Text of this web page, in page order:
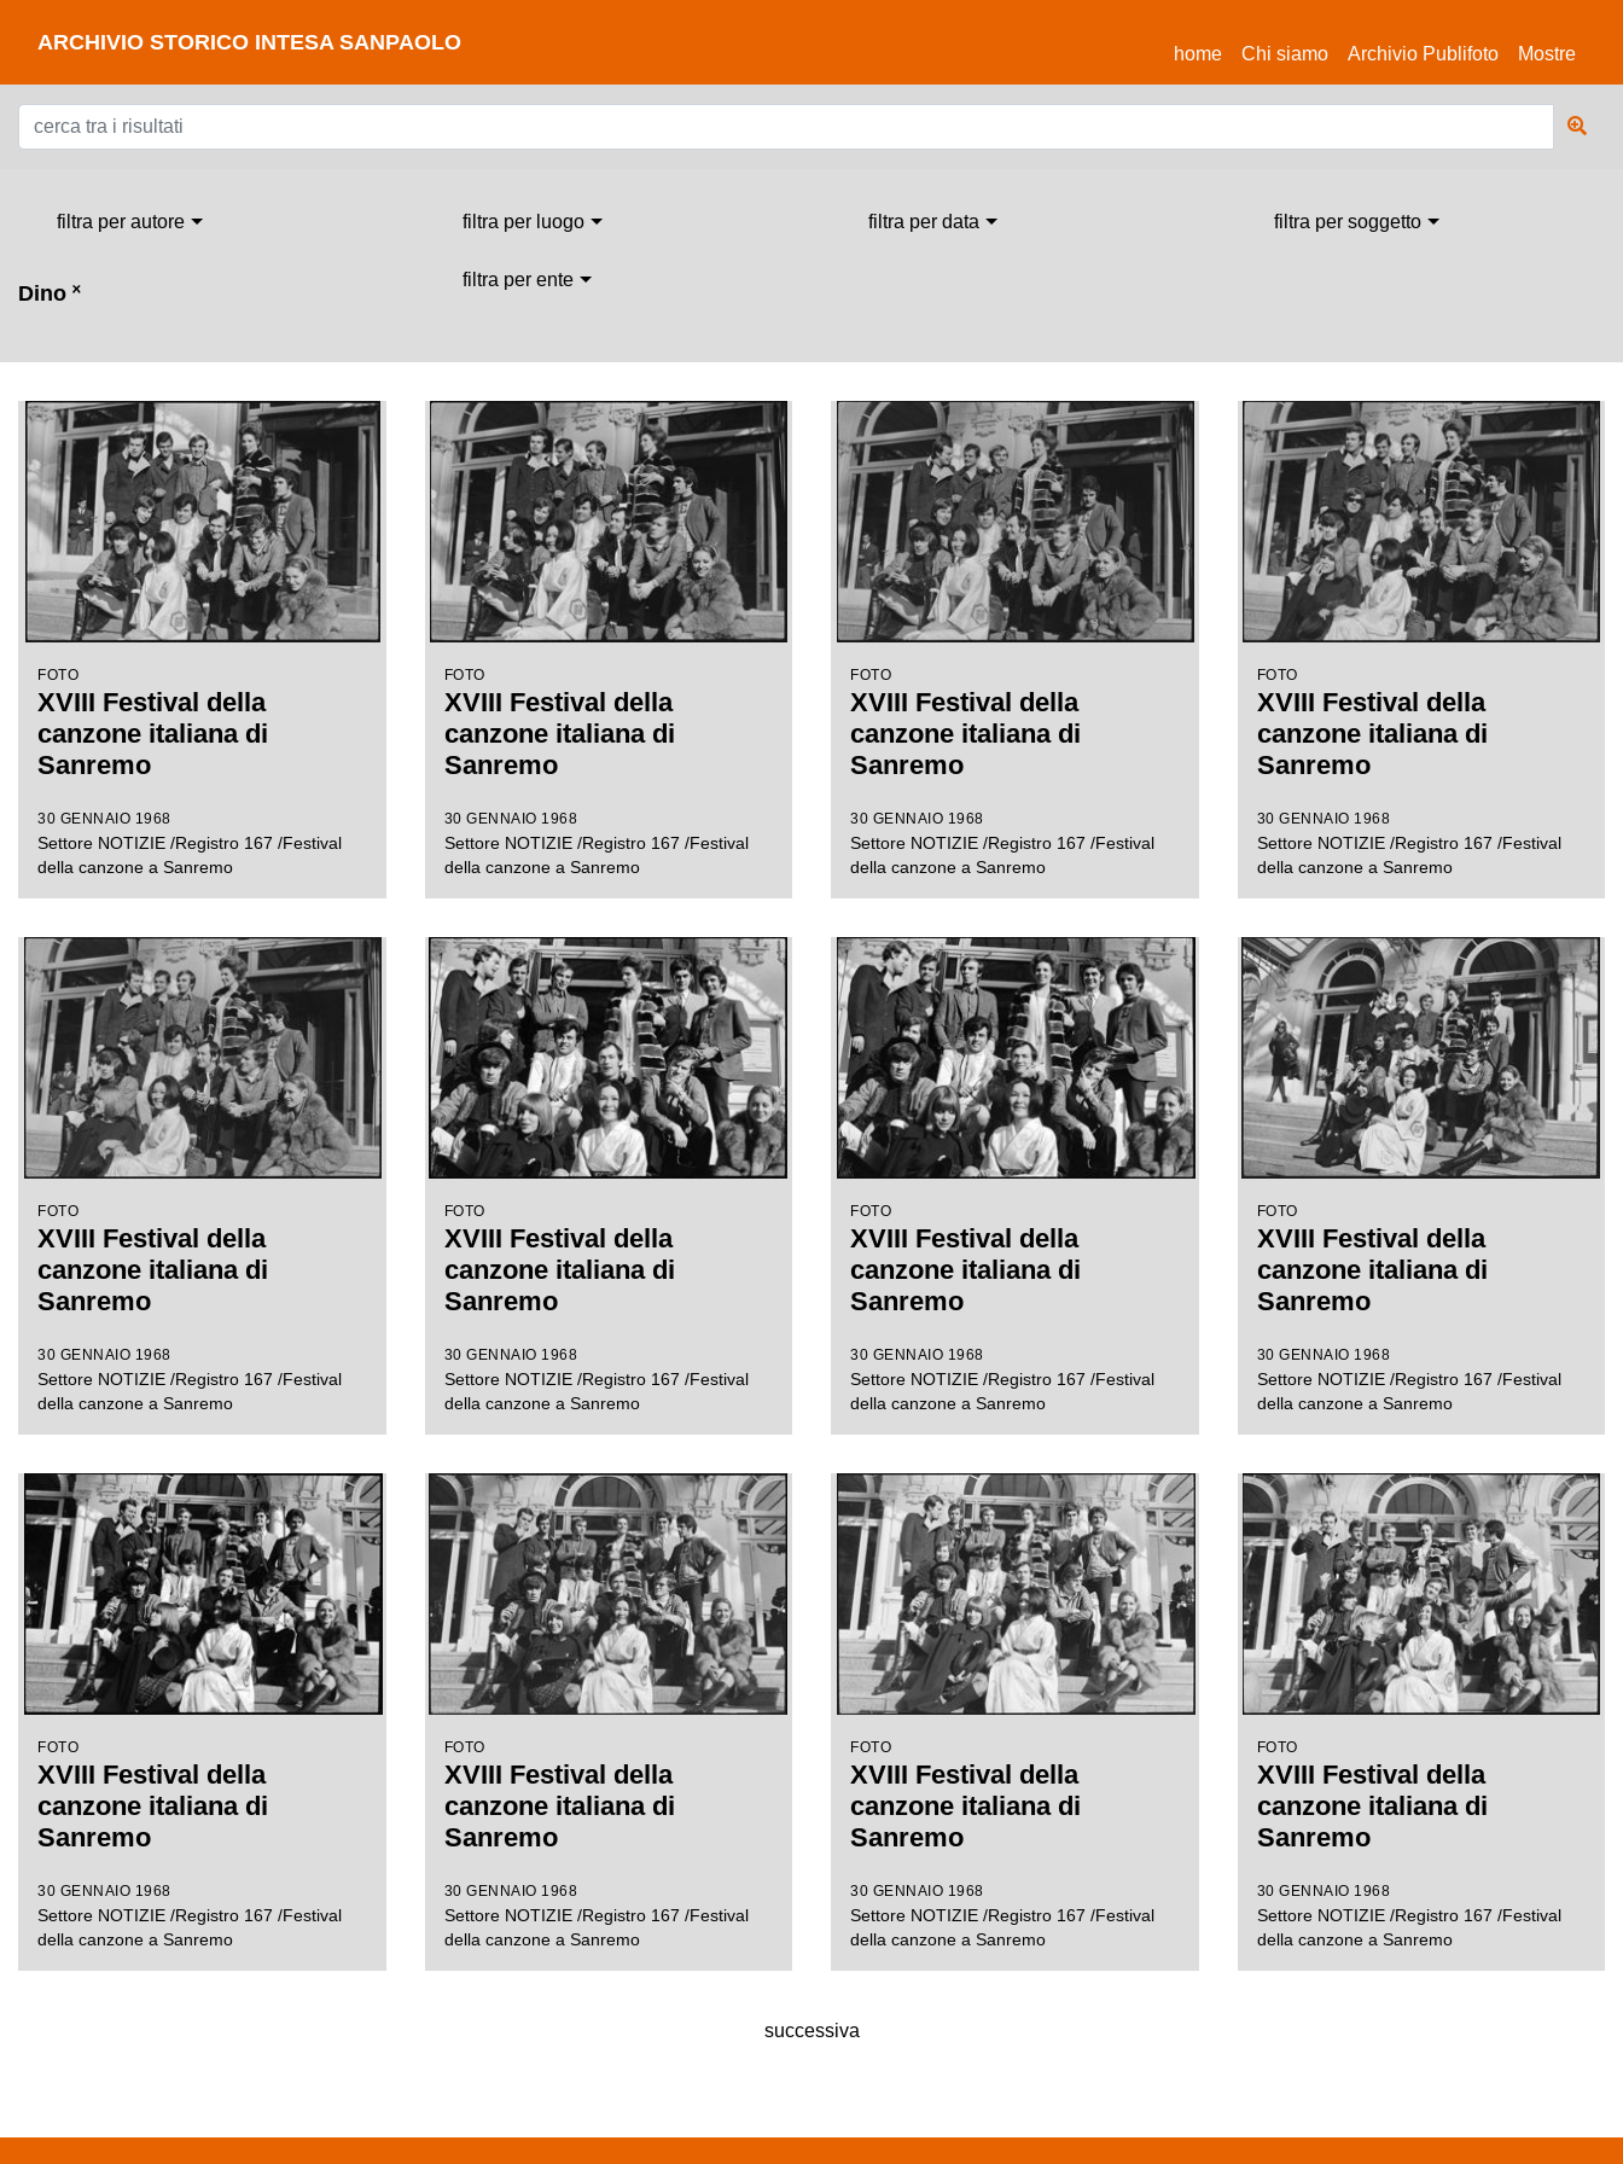
ARCHIVIO STORICO INTESA SANPAOLO home(current)
Chi siamo Archivio Publifoto Mostre
filtra per autore filtra per luogo filtra per data filtra per soggetto
Dino ˟
filtra per ente
FOTO
XVIII Festival della
canzone italiana di
Sanremo
30 GENNAIO 1968
Settore NOTIZIE /Registro 167 /Festival
della canzone a Sanremo
FOTO
XVIII Festival della
canzone italiana di
Sanremo
30 GENNAIO 1968
Settore NOTIZIE /Registro 167 /Festival
della canzone a Sanremo
FOTO
XVIII Festival della
canzone italiana di
Sanremo
30 GENNAIO 1968
Settore NOTIZIE /Registro 167 /Festival
della canzone a Sanremo
FOTO
XVIII Festival della
canzone italiana di
Sanremo
30 GENNAIO 1968
Settore NOTIZIE /Registro 167 /Festival
della canzone a Sanremo
FOTO
XVIII Festival della
canzone italiana di
Sanremo
30 GENNAIO 1968
Settore NOTIZIE /Registro 167 /Festival
della canzone a Sanremo
FOTO
XVIII Festival della
canzone italiana di
Sanremo
30 GENNAIO 1968
Settore NOTIZIE /Registro 167 /Festival
della canzone a Sanremo
FOTO
XVIII Festival della
canzone italiana di
Sanremo
30 GENNAIO 1968
Settore NOTIZIE /Registro 167 /Festival
della canzone a Sanremo
FOTO
XVIII Festival della
canzone italiana di
Sanremo
30 GENNAIO 1968
Settore NOTIZIE /Registro 167 /Festival
della canzone a Sanremo
FOTO
XVIII Festival della
canzone italiana di
Sanremo
30 GENNAIO 1968
Settore NOTIZIE /Registro 167 /Festival
della canzone a Sanremo
FOTO
XVIII Festival della
canzone italiana di
Sanremo
30 GENNAIO 1968
Settore NOTIZIE /Registro 167 /Festival
della canzone a Sanremo
FOTO
XVIII Festival della
canzone italiana di
Sanremo
30 GENNAIO 1968
Settore NOTIZIE /Registro 167 /Festival
della canzone a Sanremo
FOTO
XVIII Festival della
canzone italiana di
Sanremo
30 GENNAIO 1968
Settore NOTIZIE /Registro 167 /Festival
della canzone a Sanremo
successiva